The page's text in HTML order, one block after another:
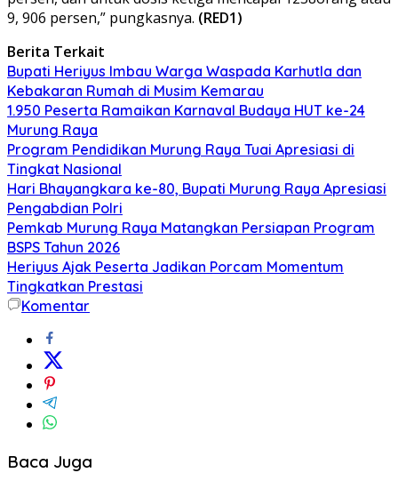
9, 906 persen,” pungkasnya. (RED1)
Berita Terkait
Bupati Heriyus Imbau Warga Waspada Karhutla dan
Kebakaran Rumah di Musim Kemarau
1.950 Peserta Ramaikan Karnaval Budaya HUT ke-24
Murung Raya
Program Pendidikan Murung Raya Tuai Apresiasi di
Tingkat Nasional
Hari Bhayangkara ke-80, Bupati Murung Raya Apresiasi
Pengabdian Polri
Pemkab Murung Raya Matangkan Persiapan Program
BSPS Tahun 2026
Heriyus Ajak Peserta Jadikan Porcam Momentum
Tingkatkan Prestasi
Komentar
Baca Juga